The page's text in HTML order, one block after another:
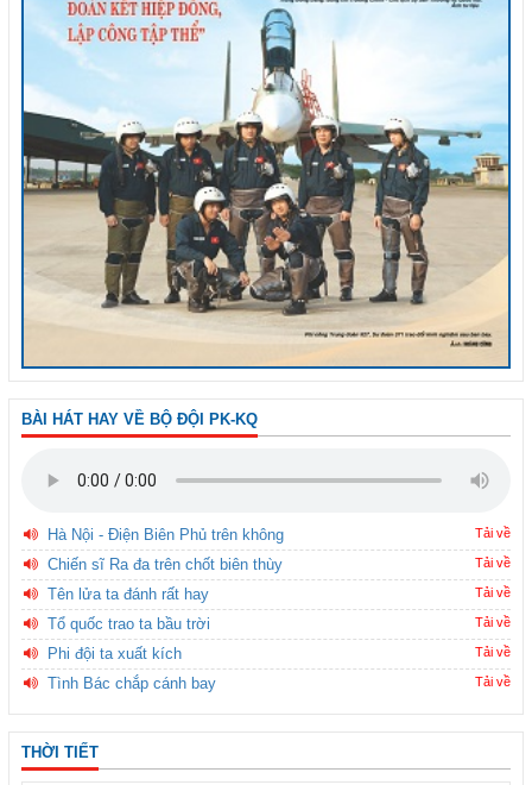
BÀI HÁT HAY VỀ BỘ ĐỘI PK-KQ
Hà Nội - Điện Biên Phủ trên không Tải về
Chiến sĩ Ra đa trên chốt biên thùy Tải về
Tên lửa ta đánh rất hay Tải về
Tổ quốc trao ta bầu trời Tải về
Phi đội ta xuất kích Tải về
Tình Bác chắp cánh bay Tải về
THỜI TIẾT